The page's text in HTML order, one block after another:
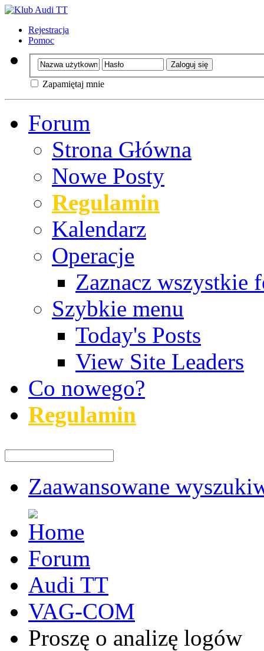
Rejestracja
Pomoc
Zapamiętaj mnie
Forum
Strona Główna
Nowe Posty
Regulamin
Kalendarz
Operacje
Zaznacz wszystkie
Szybkie menu
Today's Posts
View Site Leaders
Co nowego?
Regulamin
Zaawansowane
Forum
Audi TT
VAG-COM
Proszę o analizę logów